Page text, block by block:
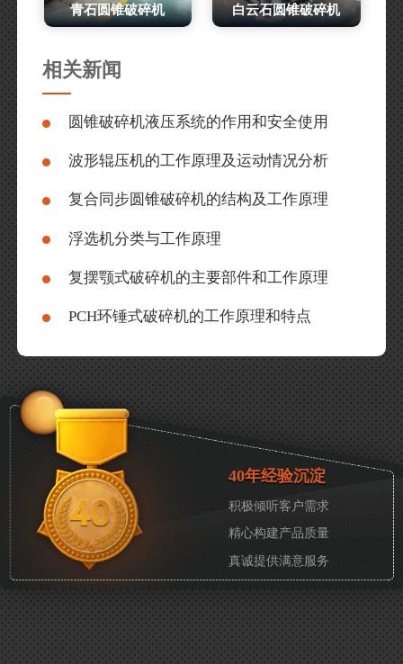
青石圆锥破碎机 白云石圆锥破碎机
相关新闻
圆锥破碎机液压系统的作用和安全使用
波形辊压机的工作原理及运动情况分析
复合同步圆锥破碎机的结构及工作原理
浮选机分类与工作原理
复摆颚式破碎机的主要部件和工作原理
PCH环锤式破碎机的工作原理和特点
40年经验沉淀
积极倾听客户需求
精心构建产品质量
真诚提供满意服务